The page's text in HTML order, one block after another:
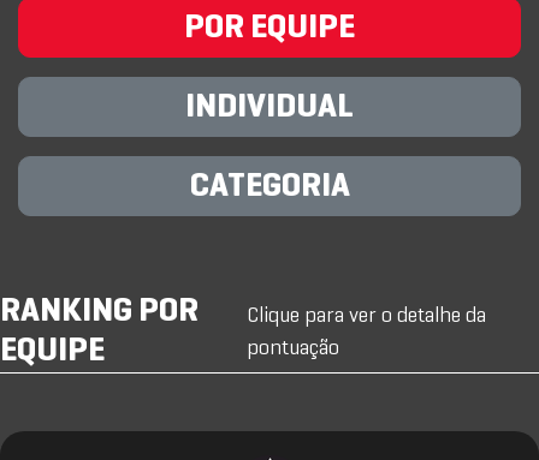
POR EQUIPE
INDIVIDUAL
CATEGORIA
RANKING POR
EQUIPE
Clique para ver o detalhe da
pontuação